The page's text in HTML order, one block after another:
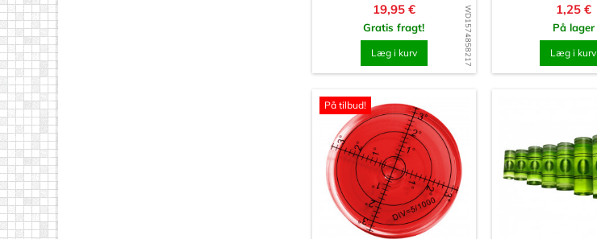
WD1574858217
Pris
19,95 €
Gratis fragt!
Læg i kurv
Pris
1,25 €
På lager
Læg i kurv
På tilbud!